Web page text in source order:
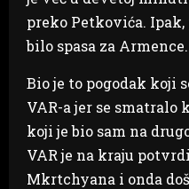
preko Petkovića.
bilo spasa za Armence.
Bio je to pogodak koji
VAR-a jer se
koji je bio sam na
VAR je na kraju
Mkrtchyana i onda